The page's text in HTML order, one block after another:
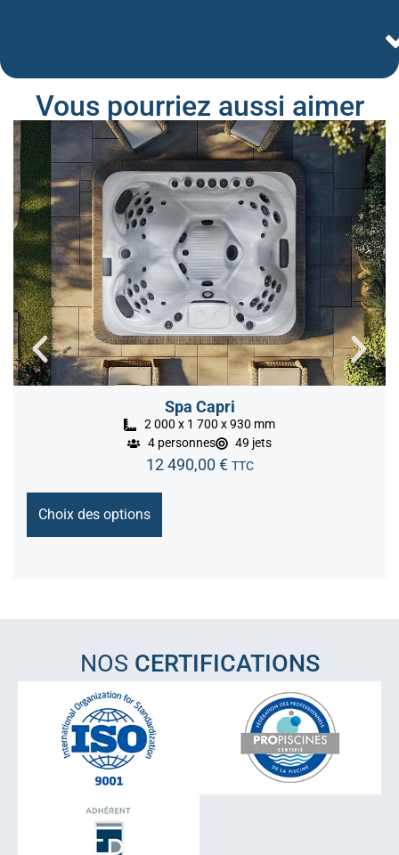
Vous pourriez aussi aimer
Spa Capri
2 000 x 1 700 x 930 mm
4 personnes
49 jets
12 490,00 € TTC
Choix des options
NOS CERTIFICATIONS